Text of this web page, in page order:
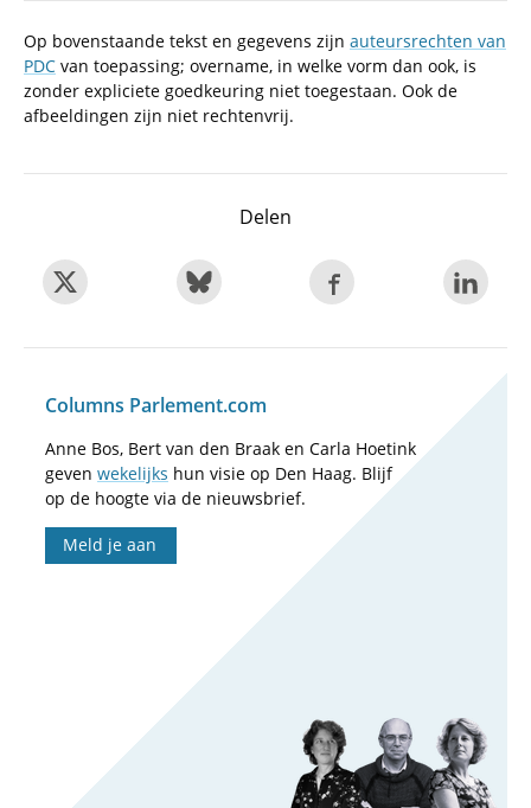
Op bovenstaande tekst en gegevens zijn auteursrechten van
PDC van toepassing; overname, in welke vorm dan ook, is
zonder expliciete goedkeuring niet toegestaan. Ook de
afbeeldingen zijn niet rechtenvrij.
Delen
Columns Parlement.com
Anne Bos, Bert van den Braak en Carla Hoetink
geven wekelijks hun visie op Den Haag. Blijf
op de hoogte via de nieuwsbrief.
Meld je aan